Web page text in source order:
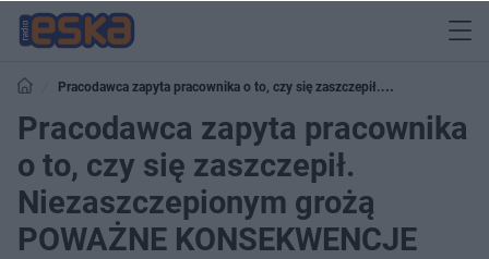
Pracodawca zapyta pracownika o to, czy się zaszczepił.
Niezaszczepionym grożą POWAŻNE KONSEKWENCJE
Pracodawca zapyta pracownika
o to, czy się zaszczepił.
Niezaszczepionym grożą
POWAŻNE KONSEKWENCJE